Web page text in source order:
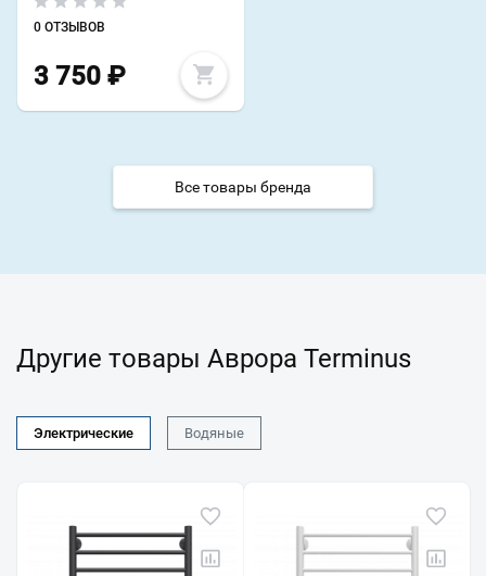
0 ОТЗЫВОВ
3 750 ₽
Все товары бренда
Другие товары Аврора Terminus
Электрические Водяные